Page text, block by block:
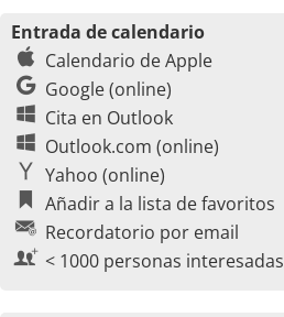
Entrada de calendario
Calendario de Apple
Google (online)
Cita en Outlook
Outlook.com (online)
Yahoo (online)
Añadir a la lista de favoritos
Recordatorio por email
< 1000 personas interesadas